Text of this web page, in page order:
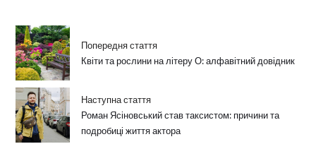
Попередня стаття
Квіти та рослини на літеру О: алфавітний довідник
Наступна стаття
Роман Ясіновський став таксистом: причини та
подробиці життя актора